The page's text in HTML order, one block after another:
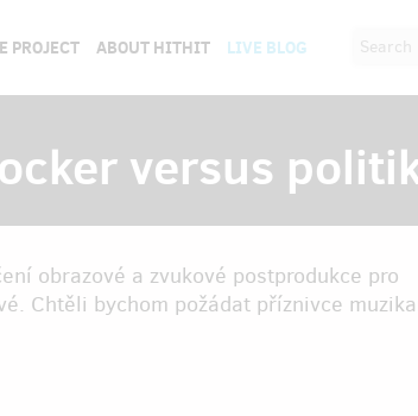
PROJECT ABOUT HITHIT LIVE BLOG
versus
obrazové a zvukové postprodukce pro
Chtěli bychom požádat příznivce